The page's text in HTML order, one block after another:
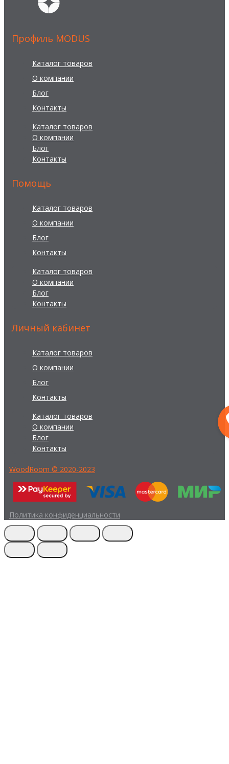
Профиль MODUS
Каталог товаров
О компании
Блог
Контакты
Каталог товаров
О компании
Блог
Контакты
Помощь
Каталог товаров
О компании
Блог
Контакты
Каталог товаров
О компании
Блог
Контакты
Личный кабинет
Каталог товаров
О компании
Блог
Контакты
Каталог товаров
О компании
Блог
Контакты
WoodRoom © 2020-2023
Политика конфиденциальности